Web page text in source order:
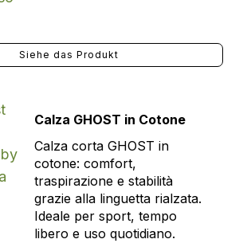
Siehe das Produkt
Calza GHOST in Cotone
Calza corta GHOST in
cotone: comfort,
traspirazione e stabilità
grazie alla linguetta rialzata.
Ideale per sport, tempo
libero e uso quotidiano.